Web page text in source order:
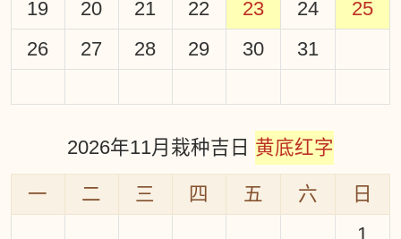
19
20 21 22 23 24
25
26
27 28 29 30 31
2026年11月栽种吉日 黄底红字
一 二 三 四 五 六
日
1